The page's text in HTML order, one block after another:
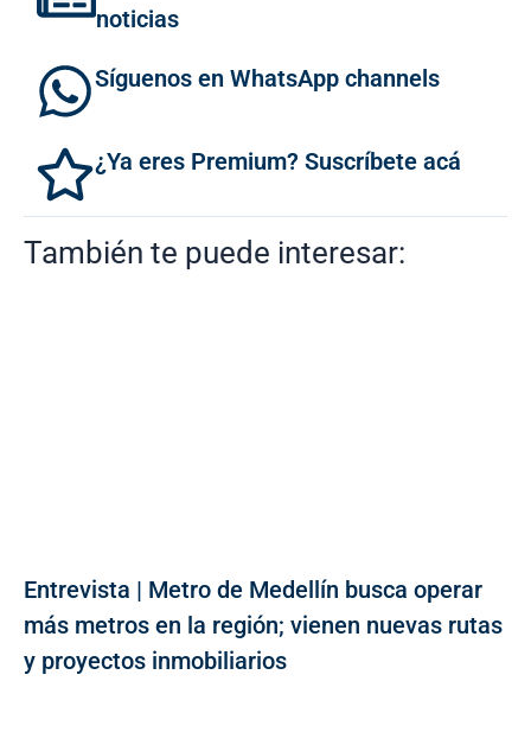
noticias
Síguenos en WhatsApp channels
¿Ya eres Premium? Suscríbete acá
También te puede interesar:
Entrevista | Metro de Medellín busca operar
más metros en la región; vienen nuevas rutas
y proyectos inmobiliarios